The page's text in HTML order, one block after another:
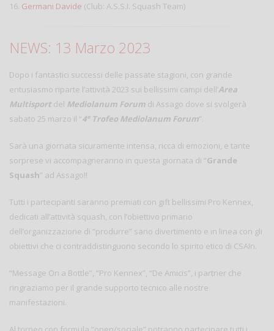
16. Germani Davide (Club: A.S.S.I. Squash Team)
NEWS: 13 Marzo 2023
Dopo i fantastici successi delle passate stagioni, con grande
entusiasmo riparte l’attività 2023 sui bellissimi campi dell’Area
Multisportdel Mediolanum Forum di Assago dove si svolgerà
sabato 25 marzo il “4° Trofeo Mediolanum Forum”.
Sarà una giornata sicuramente intensa, ricca di emozioni, e tante
sorprese vi accompagneranno in questa giornata di “Grande
Squash” ad Assago!!
Tutti i partecipanti saranno premiati con gift bellissimi Pro Kennex,
dedicati all’attività squash, con l’obiettivo primario
dell’organizzazione di “produrre” sano divertimento e in linea con gli
obiettivi che ci contraddistinguono secondo lo spirito etico di CSAIn.
“Message On a Bottle”, “Pro Kennex”, “De Amicis”, i partner che
ringraziamo per il grande supporto tecnico alle nostre
manifestazioni.